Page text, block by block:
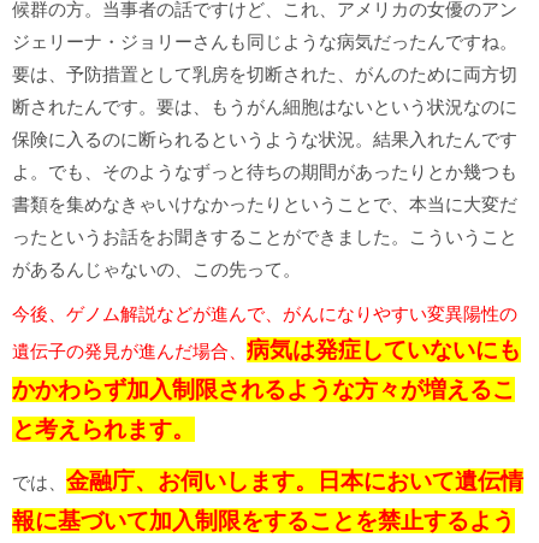
候群の方。当事者の話ですけど、これ、アメリカの女優のアン
ジェリーナ・ジョリーさんも同じような病気だったんですね。
要は、予防措置として乳房を切断された、がんのために両方切
断されたんです。要は、もうがん細胞はないという状況なのに
保険に入るのに断られるというような状況。結果入れたんです
よ。でも、そのようなずっと待ちの期間があったりとか幾つも
書類を集めなきゃいけなかったりということで、本当に大変だ
ったというお話をお聞きすることができました。こういうこと
があるんじゃないの、この先って。
今後、ゲノム解説などが進んで、がんになりやすい変異陽性の
遺伝子の発見が進んだ場合、 病気は発症していないにも
かかわらず加入制限されるような方々が増えるこ
と考えられます。
では、 金融庁、お伺いします。日本において遺伝情
報に基づいて加入制限をすることを禁止するよう